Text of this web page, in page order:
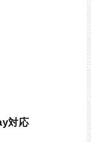
対応